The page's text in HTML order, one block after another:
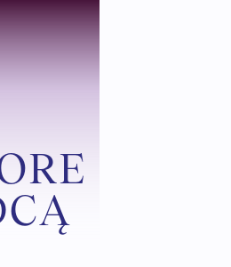
RE
CĄ